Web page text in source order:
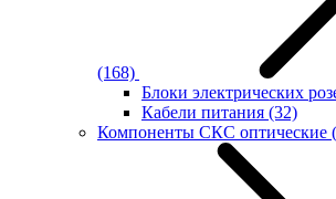
(168)
Блоки электрических
Кабели питания (32)
Компоненты СКС оптические